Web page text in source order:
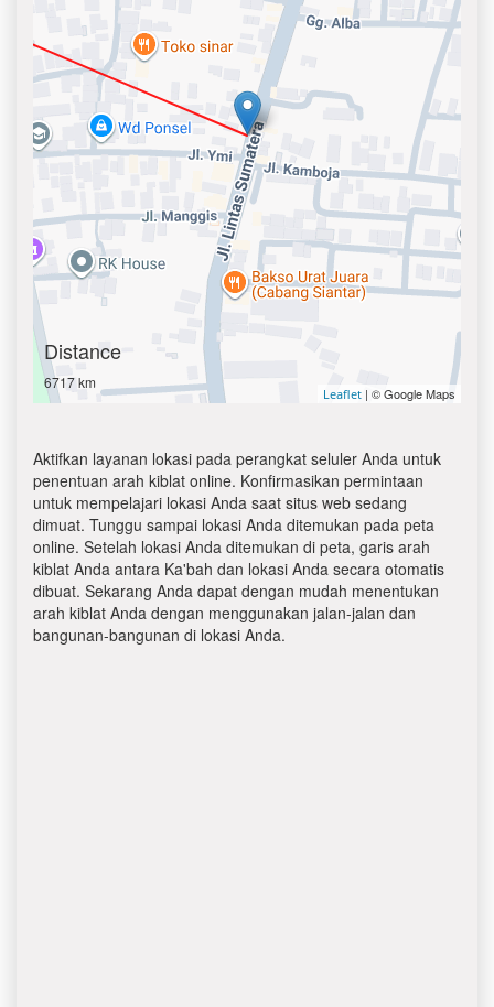
Distance
6717 km
Leaflet | © Google Maps
Aktifkan layanan lokasi pada perangkat seluler Anda untuk
penentuan arah kiblat online. Konfirmasikan permintaan
untuk mempelajari lokasi Anda saat situs web sedang
dimuat. Tunggu sampai lokasi Anda ditemukan pada peta
online. Setelah lokasi Anda ditemukan di peta, garis arah
kiblat Anda antara Ka'bah dan lokasi Anda secara otomatis
dibuat. Sekarang Anda dapat dengan mudah menentukan
arah kiblat Anda dengan menggunakan jalan-jalan dan
bangunan-bangunan di lokasi Anda.